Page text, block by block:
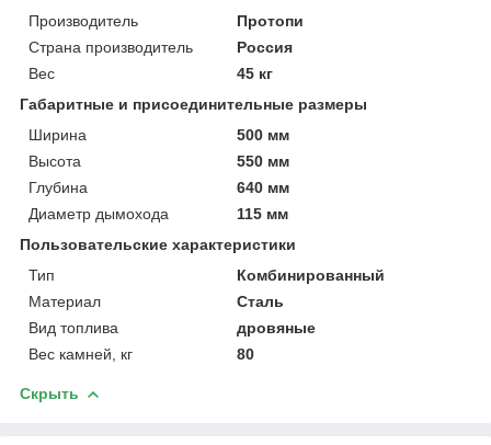
Производитель
Протопи
Страна производитель
Россия
Вес
45 кг
Габаритные и присоединительные размеры
Ширина
500 мм
Высота
550 мм
Глубина
640 мм
Диаметр дымохода
115 мм
Пользовательские характеристики
Тип
Комбинированный
Материал
Сталь
Вид топлива
дровяные
Вес камней, кг
80
Скрыть